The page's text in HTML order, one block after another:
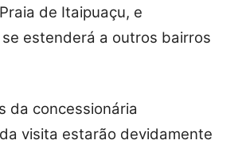
de Itaipuaçu, e
estenderá a outros bairros
da concessionária
visita estarão devidamente